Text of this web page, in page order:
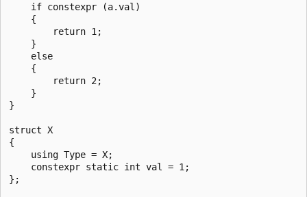
    if constexpr (a.val)
    {
        return 1;
    }
    else
    {
        return 2;
    }
}
struct X
{
    using Type = X;
    constexpr static int val = 1;
};